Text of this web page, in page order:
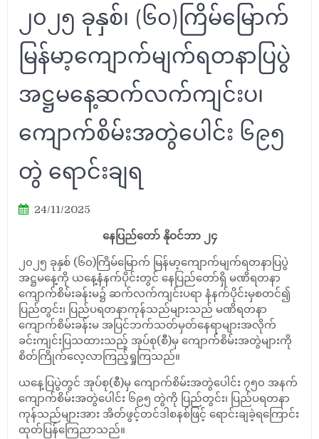
၂၀၂၅ ခုနှစ်၊ (၆၀)ကြိမ်မြောက်
မြန်မာ့ကျောက်မျက်ရတနာပြပွဲ
အဋ္ဌမနေ့ဆက်လက်ကျင်းပ၊
ကျောက်စိမ်းအတွဲပေါင်း ၆၉၅
တွဲ ရောင်းချရ
24/11/2025
နေပြည်တော် နိုဝင်ဘာ ၂၄
၂၀၂၅ ခုနှစ် (၆၀)ကြိမ်မြောက် မြန်မာ့ကျောက်မျက်ရတနာပြပွဲ
အဋ္ဌမနေ့ကို ယနေ့နံနက်ပိုင်းတွင် နေပြည်တော်ရှိ မဏိရတနာ
ကျောက်စိမ်းခန်းမ၌ ဆက်လက်ကျင်းပရာ နံနက်ပိုင်းမှစတင်၍
ပြည်တွင်း၊ ပြည်ပရတနာကုန်သည်များသည် မဏိရတနာ
ကျောက်စိမ်းခန်းမ အပြင်ဘက်သတ်မှတ်နေရာများအလိုက်
ခင်းကျင်းပြသထားသည့် အုပ်စု(စီ)မှ ကျောက်စိမ်းအတွဲများကို
စိတ်ကြိုက်လေ့လာကြည့်ရှုကြသည်။
ယနေ့ပြပွဲတွင် အုပ်စု(စီ)မှ ကျောက်စိမ်းအတွဲပေါင်း ၇၅၀ အနက်
ကျောက်စိမ်းအတွဲပေါင်း ၆၉၅ တွဲကို ပြည်တွင်း၊ ပြည်ပရတနာ
ကုန်သည်များအား အိတ်ဖွင့်တင်ဒါစနစ်ဖြင့် ရောင်းချခဲ့ရကြောင်း
ထုတ်ပြန်ကြေညာသည်။